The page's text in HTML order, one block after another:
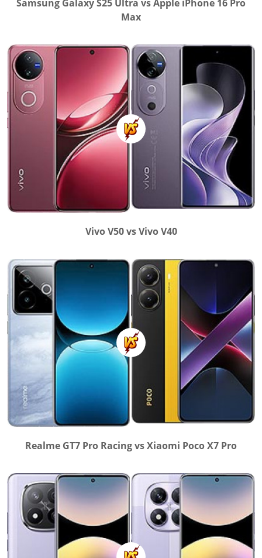
Samsung Galaxy S25 Ultra vs Apple iPhone 16 Pro
Max
Vivo V50 vs Vivo V40
Realme GT7 Pro Racing vs Xiaomi Poco X7 Pro